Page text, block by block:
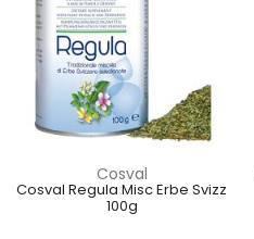
Cosval
Cosval Regula Misc Erbe Svizz
100g